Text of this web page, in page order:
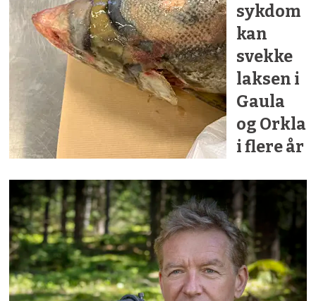
sykdom
kan
svekke
laksen i
Gaula
og Orkla
i flere år